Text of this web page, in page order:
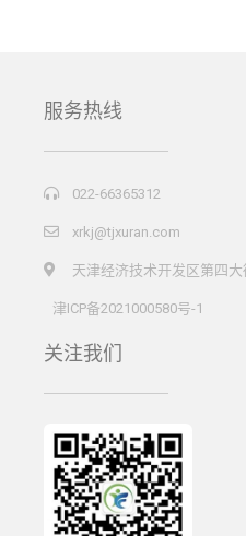
服务热线
022-66365312
xrkj@tjxuran.com
天津经济技术开发区第四
津ICP备2021000580号-1
关注我们